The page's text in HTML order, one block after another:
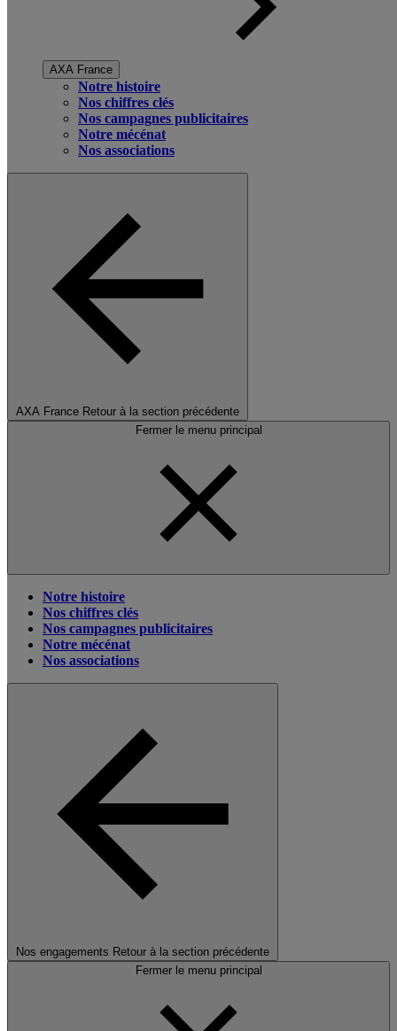
AXA France
Notre histoire
Nos chiffres clés
Nos campagnes publicitaires
Notre mécénat
Nos associations
AXA France Retour à la section précédente
Fermer le menu principal
Notre histoire
Nos chiffres clés
Nos campagnes publicitaires
Notre mécénat
Nos associations
Nos engagements Retour à la section précédente
Fermer le menu principal